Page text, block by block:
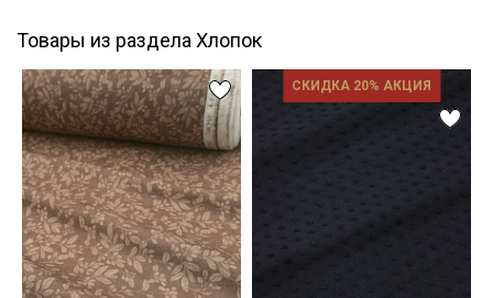
Товары из раздела Хлопок
СКИДКА 20% АКЦИЯ